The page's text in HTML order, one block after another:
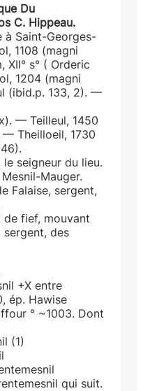
Du
C. Hippeau.
à Saint-Georges-
1108 (magni
s° ( Orderic
1204 (magni
(ibid.p. 133, 2). —
— Teilleul, 1450
— Theilloeil, 1730
seigneur du lieu.
Mauger.
Falaise, sergent,
de fief, mouvant
sergent, des
+X entre
ép. Hawise
° ~1003. Dont
(1)
qui suit.